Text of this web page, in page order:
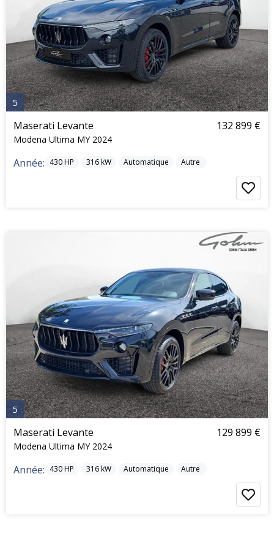
5
Maserati Levante
Modena Ultima MY 2024
132 899 €
Année: 430HP 316kW Automatique Autre
5
Maserati Levante
Modena Ultima MY 2024
129 899 €
Année: 430HP 316kW Automatique Autre